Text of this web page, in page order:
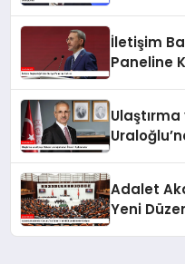
İletişim
Paneline
Ulaştırma
Adalet
Yeni